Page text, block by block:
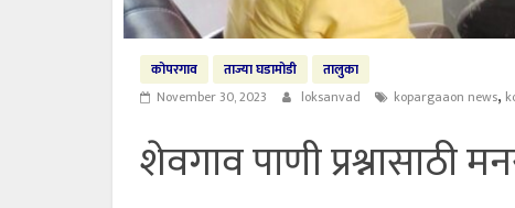
कोपरगाव ताज्या घडामोडी
तालुका
November 30, 2023
loksanvad kopargaaon news,
शेवगाव पाणी प्रश्नासाठी